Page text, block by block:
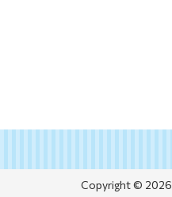
Copyright © 2026